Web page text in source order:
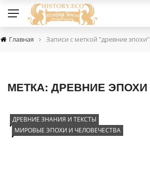
Главная › Записи с меткой "древние эпохи"
МЕТКА: ДРЕВНИЕ ЭПОХИ
ДРЕВНИЕ ЗНАНИЯ И ТЕКСТЫ
МИРОВЫЕ ЭПОХИ И ЧЕЛОВЕЧЕСТВА